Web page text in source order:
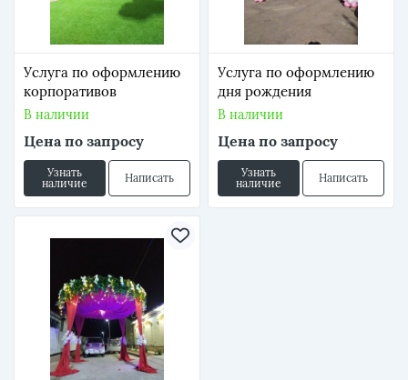
Услуга по оформлению
корпоративов
В наличии
Цена по запросу
Узнать
наличие
Написать
Услуга по оформлению
дня рождения
В наличии
Цена по запросу
Узнать
наличие
Написать